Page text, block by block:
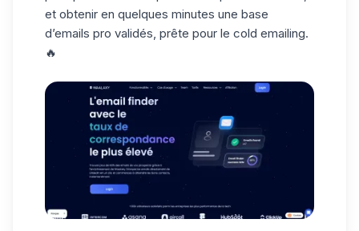
et obtenir en quelques minutes une base
d’emails pro validés, prête pour le cold emailing.
🔥